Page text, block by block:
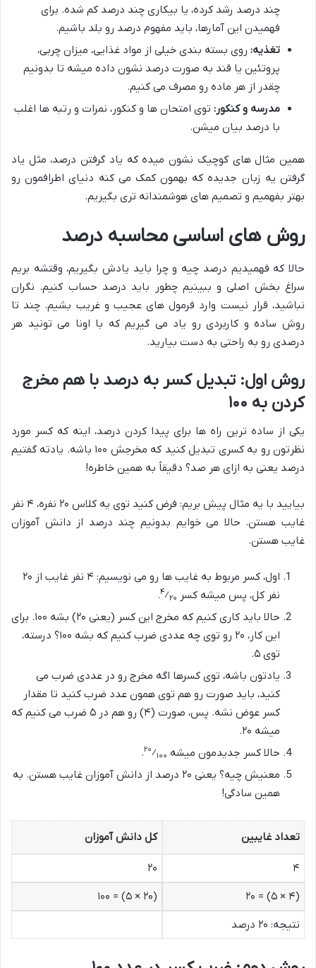
چند درصد رشد کرده، یا بیکاری چند درصد کم شده. برای
فهمیدن این آمارها، باید مفهوم درصد رو بلد باشیم.
تغذیه: روی بسته بندی خیلی از مواد غذایی، میزان چربی،
پروتئین یا قند به صورت درصد نشون داده میشه تا بدونیم
چقدر از هر ماده رو مصرف می کنیم.
مدرسه و کنکور: توی امتحان ها و کنکور، نمرات و رتبه ها اغلب
با درصد بیان میشن.
همین مثال های کوچیک نشون میده که یاد گرفتن درصد، مثل یاد
گرفتن یه زبان جدیده که بهمون کمک می کنه دنیای اطرافمون رو
بهتر بفهمیم و تصمیم های هوشمندانه تری بگیریم.
روش های اساسی محاسبه درصد
حالا که فهمیدیم درصد چیه و چرا باید یادش بگیریم، وقتشه بریم
سراغ بخش اصلی و ببینیم چطور باید درصد حساب کنیم. نگران
نباشید، قرار نیست وارد فرمول های عجیب و غریب بشیم. چند تا
روش ساده و کاربردی رو یاد می گیریم که با اونا می تونید هر
درصدی رو به راحتی به دست بیارید.
روش اول: تبدیل کسر به درصد با هم مخرج
کردن به ۱۰۰
یکی از ساده ترین راه ها برای پیدا کردن درصد، اینه که کسر مورد
نظرتون رو به کسری تبدیل کنید که مخرجش ۱۰۰ باشه. یادته گفتیم
درصد یعنی به ازای هر صد؟ دقیقاً به همین خاطره!
بیایید با یه مثال پیش بریم: فرض کنید توی یه کلاس ۲۰ نفره، ۴ نفر
غایب هستن. حالا می خوایم بدونیم چند درصد از دانش آموزان
غایب هستن.
اول، کسر مربوط به غایب ها رو می نویسیم: ۴ نفر غایب از ۲۰
نفر کل، پس میشه کسر
۴⁄۲۰
.
حالا باید کاری کنیم که مخرج این کسر (یعنی ۲۰) بشه ۱۰۰. برای
این کار، ۲۰ رو توی چه عددی ضرب کنیم که بشه ۱۰۰؟ درسته،
توی ۵.
یادتون باشه، توی کسرها اگه مخرج رو در عددی ضرب می
کنید، باید صورت رو هم توی همون عدد ضرب کنید تا مقدار
کسر عوض نشه. پس، صورت (۴) رو هم در ۵ ضرب می کنیم که
میشه ۲۰.
حالا کسر جدیدمون میشه
۲۰⁄۱۰۰
.
معنیش چیه؟ یعنی ۲۰ درصد از دانش آموزان غایب هستن. به
همین سادگی!
تعداد غایبین کل دانش آموزان
۴
۲۰
(۴ × ۵) = ۲۰
(۲۰ × ۵) = ۱۰۰
نتیجه: ۲۰ درصد